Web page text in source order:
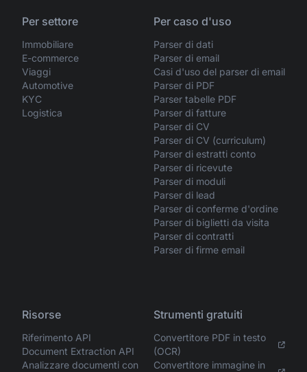
Per settore
Immobiliare
E-commerce
Viaggi
Automotive
KYC
Logistica
Per caso d'uso
Parser di dati
Parser di email
Casi d'uso del parser di email
Parser di PDF
Parser tabelle PDF
Parser di fatture
Parser di CV
Parser di CV (curriculum)
Parser di estratti conto
Parser di ricevute
Parser di moduli
Parser di lead
Parser di conferme d'ordine
Parser di biglietti da visita
Parser di contratti
Parser di firme email
Risorse
Riferimento API
Document Extraction API
Analizzare documenti con
Strumenti gratuiti
Convertitore PDF in testo
(OCR)
Convertitore immagine in